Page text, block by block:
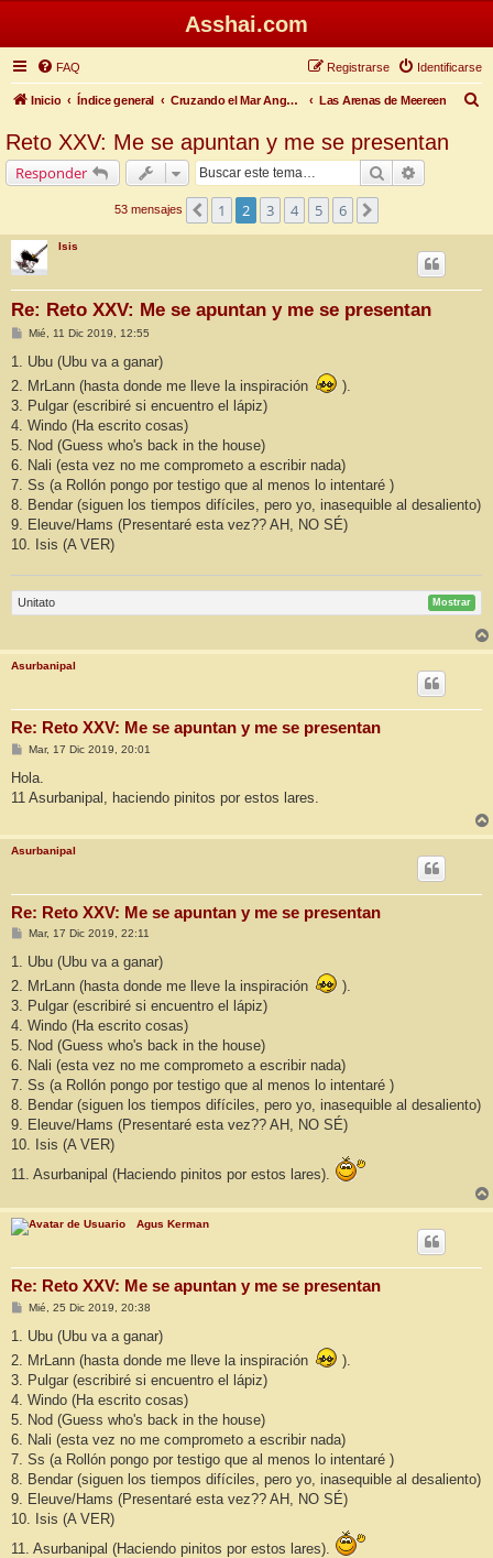
Asshai.com
FAQ Identificarse
Registrarse
Inicio Índice general Cruzando el Mar Angosto Las Arenas de Meereen
Reto XXV: Me se apuntan y me se presentan
Responder Buscar
53 mensajes Anterior
1 2 3 4 5 6
Isis
Re: Reto XXV: Me se apuntan y me se presentan
M
n
a
e
Mié, 11 Dic 2019, 12:55
1. Ubu (Ubu va a ganar)
2. MrLann (hasta donde me lleve la inspiración
).
3. Pulgar (escribiré si encuentro el lápiz)
4. Windo (Ha escrito cosas)
5. Nod (Guess who's back in the house)
6. Nali (esta vez no me comprometo a escribir nada)
7. Ss (a Rollón pongo por testigo que al menos lo intentaré )
8. Bendar (siguen los tiempos difíciles, pero yo, inasequible al desaliento)
9. Eleuve/Hams (Presentaré esta vez?? AH, NO SÉ)
10. Isis (A VER)
Unitato Mostrar
Asurbanipal
Re: Reto XXV: Me se apuntan y me se presentan
M
n
a
Mar, 17 Dic 2019, 20:01
Hola.
11 Asurbanipal, haciendo pinitos por estos lares.
Asurbanipal
Re: Reto XXV: Me se apuntan y me se presentan
M
n
a
e
Mar, 17 Dic 2019, 22:11
1. Ubu (Ubu va a ganar)
2. MrLann (hasta donde me lleve la inspiración
).
3. Pulgar (escribiré si encuentro el lápiz)
4. Windo (Ha escrito cosas)
5. Nod (Guess who's back in the house)
6. Nali (esta vez no me comprometo a escribir nada)
7. Ss (a Rollón pongo por testigo que al menos lo intentaré )
8. Bendar (siguen los tiempos difíciles, pero yo, inasequible al desaliento)
9. Eleuve/Hams (Presentaré esta vez?? AH, NO SÉ)
10. Isis (A VER)
11. Asurbanipal (Haciendo pinitos por estos lares).
Agus Kerman
Re: Reto XXV: Me se apuntan y me se presentan
M
n
a
e
Mié, 25 Dic 2019, 20:38
1. Ubu (Ubu va a ganar)
2. MrLann (hasta donde me lleve la inspiración
).
3. Pulgar (escribiré si encuentro el lápiz)
4. Windo (Ha escrito cosas)
5. Nod (Guess who's back in the house)
6. Nali (esta vez no me comprometo a escribir nada)
7. Ss (a Rollón pongo por testigo que al menos lo intentaré )
8. Bendar (siguen los tiempos difíciles, pero yo, inasequible al desaliento)
9. Eleuve/Hams (Presentaré esta vez?? AH, NO SÉ)
10. Isis (A VER)
11. Asurbanipal (Haciendo pinitos por estos lares).